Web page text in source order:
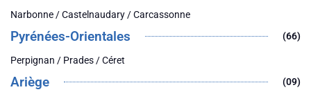
Narbonne / Castelnaudary / Carcassonne
Pyrénées-Orientales (66)
Perpignan / Prades / Céret
Ariège (09)